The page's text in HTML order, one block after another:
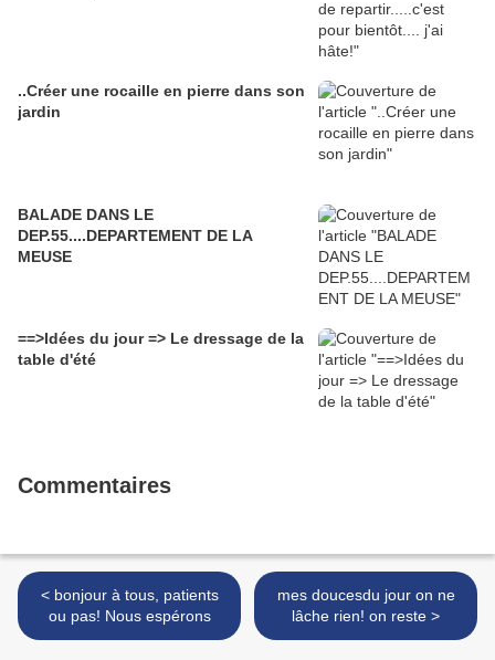
..Créer une rocaille en pierre dans son
jardin
BALADE DANS LE
DEP.55....DEPARTEMENT DE LA
MEUSE
==>Idées du jour => Le dressage de la
table d'été
Commentaires
< bonjour à tous, patients
ou pas! Nous espérons
mes doucesdu jour on ne
lâche rien! on reste >